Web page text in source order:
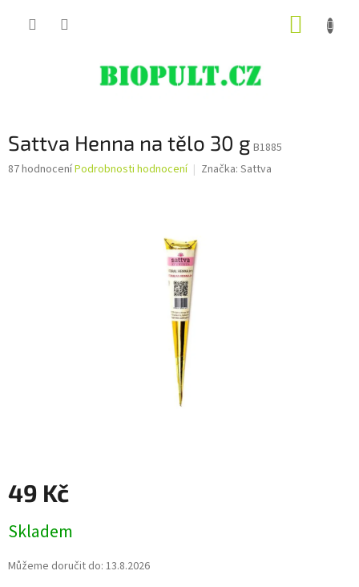
Sattva Henna na tělo 30 g B1885
Průměrné
87 hodnoceníPodrobnosti hodnocení Značka: Sattva
49 Kč
cena:
Skladem
Můžeme doručit do: 13.8.2026